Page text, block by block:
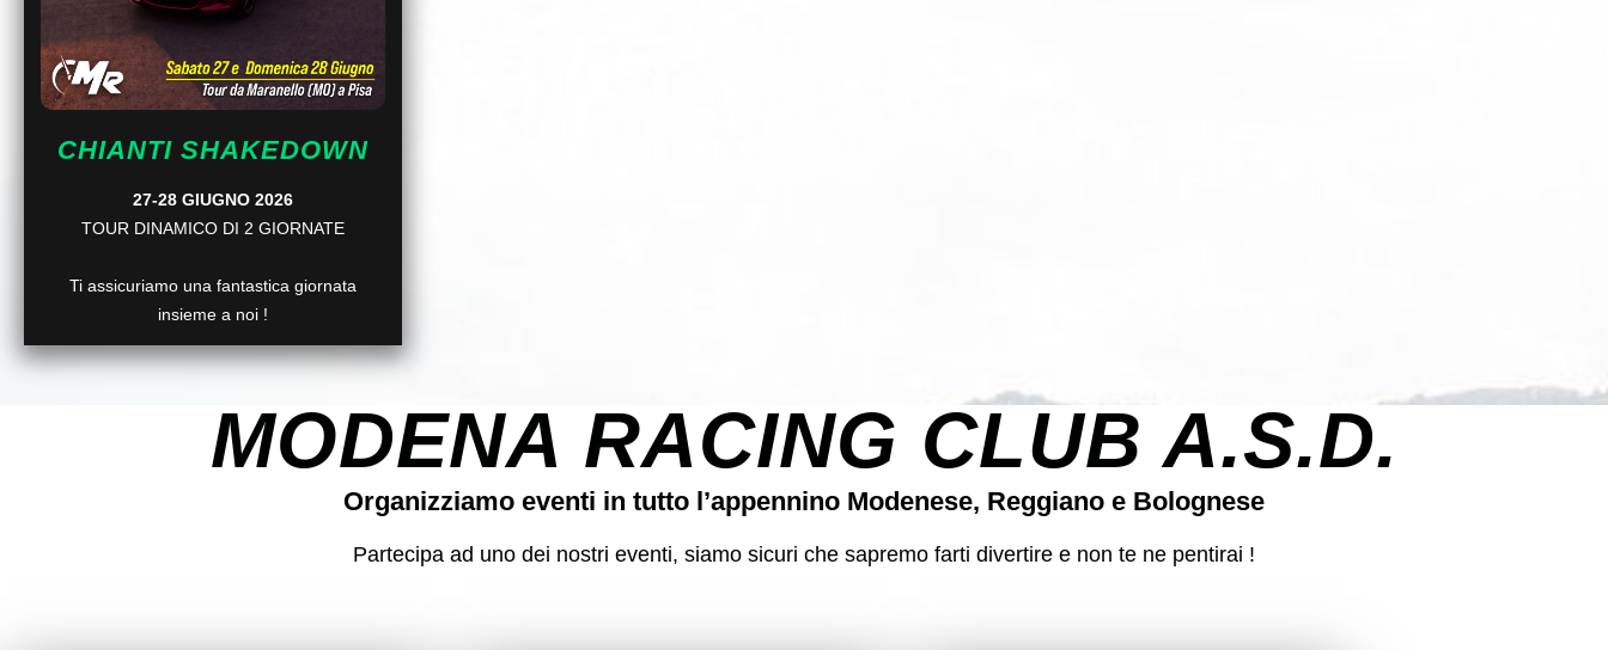
CHIANTI SHAKEDOWN
27-28 GIUGNO 2026
TOUR DINAMICO DI 2 GIORNATE
Ti assicuriamo una fantastica giornata
insieme a noi !
MODENA RACING CLUB A.S.D.
Organizziamo eventi in tutto l’appennino Modenese, Reggiano e Bolognese
Partecipa ad uno dei nostri eventi, siamo sicuri che sapremo farti divertire e non te ne pentirai !